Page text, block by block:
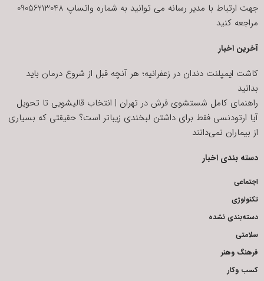
جهت ارتباط با مدیر رسانه می توانید به شماره واتساپ 09056213048
مراجعه کنید
آخرین اخبار
کاشت ایمپلنت دندان در زعفرانیه؛ هر آنچه قبل از شروع درمان باید
بدانید
راهنمای کامل شستشوی فرش در تهران | انتخاب قالیشویی تا تحویل
آیا ارتودنسی فقط برای داشتن لبخندی زیباتر است؟ حقیقتی که بسیاری
از بیماران نمی‌دانند
دسته بندی اخبار
اجتماعی
تکنولوژی
دسته‌بندی نشده
سلامتی
فرهنگ وهنر
کسب وکار